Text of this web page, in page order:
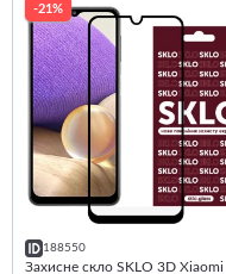
-21%
188550
Захисне скло SKLO 3D Xiaomi